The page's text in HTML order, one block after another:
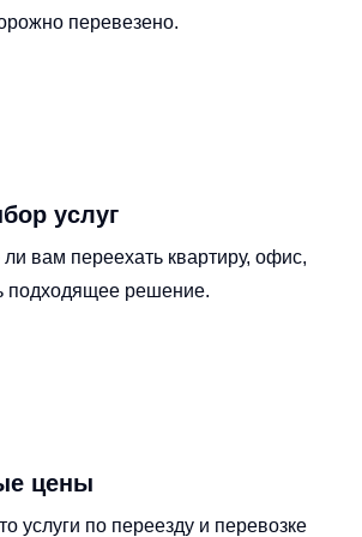
перевезено.
услуг
вам переехать квартиру, офис,
подходящее решение.
цены
услуги по переезду и перевозке